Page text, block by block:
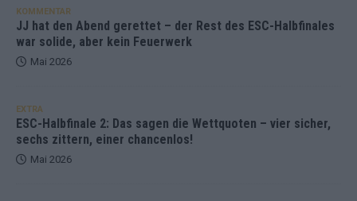
KOMMENTAR
JJ hat den Abend gerettet – der Rest des ESC-Halbfinales
war solide, aber kein Feuerwerk
Mai 2026
EXTRA
ESC-Halbfinale 2: Das sagen die Wettquoten – vier sicher,
sechs zittern, einer chancenlos!
Mai 2026